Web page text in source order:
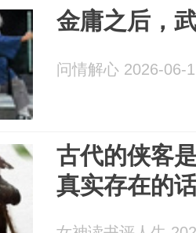
金庸之后，
问情解心 2026-06-
古代的侠客
真实存在的